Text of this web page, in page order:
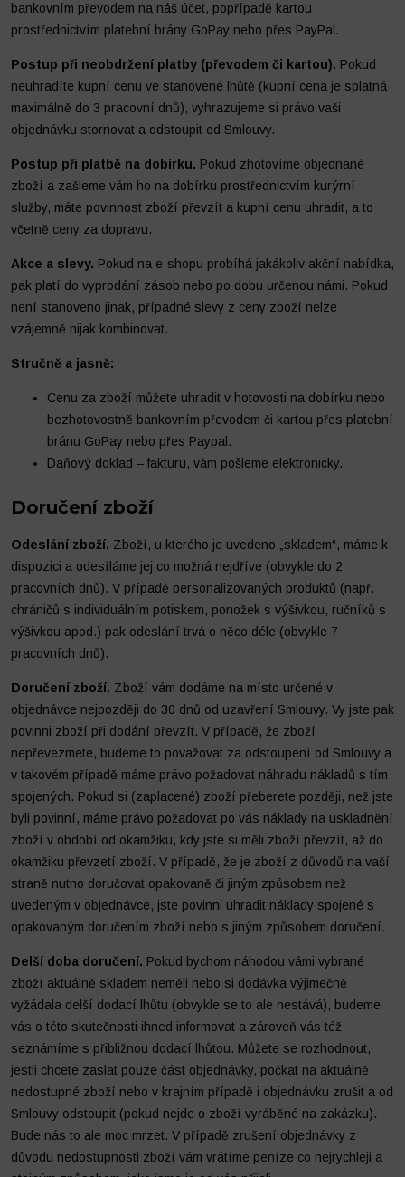
bankovním převodem na náš účet, popřípadě kartou
prostřednictvím platební brány GoPay nebo přes PayPal.
Postup při neobdržení platby (převodem či kartou). Pokud
neuhradíte kupní cenu ve stanovené lhůtě (kupní cena je splatná
maximálně do 3 pracovní dnů), vyhrazujeme si právo vaši
objednávku stornovat a odstoupit od Smlouvy.
Postup při platbě na dobírku. Pokud zhotovíme objednané
zboží a zašleme vám ho na dobírku prostřednictvím kurýrní
služby, máte povinnost zboží převzít a kupní cenu uhradit, a to
včetně ceny za dopravu.
Akce a slevy. Pokud na e-shopu probíhá jakákoliv akční nabídka,
pak platí do vyprodání zásob nebo po dobu určenou námi. Pokud
není stanoveno jinak, případné slevy z ceny zboží nelze
vzájemně nijak kombinovat.
Stručně a jasně:
Cenu za zboží můžete uhradit v hotovosti na dobírku nebo
bezhotovostně bankovním převodem či kartou přes platební
bránu GoPay nebo přes Paypal.
Daňový doklad – fakturu, vám pošleme elektronicky.
Doručení zboží
Odeslání zboží. Zboží, u kterého je uvedeno „skladem“, máme k
dispozici a odesíláme jej co možná nejdříve (obvykle do 2
pracovních dnů). V případě personalizovaných produktů (např.
chráničů s individuálním potiskem, ponožek s výšivkou, ručníků s
výšivkou apod.) pak odeslání trvá o něco déle (obvykle 7
pracovních dnů).
Doručení zboží. Zboží vám dodáme na místo určené v
objednávce nejpozději do 30 dnů od uzavření Smlouvy. Vy jste pak
povinni zboží při dodání převzít. V případě, že zboží
nepřevezmete, budeme to považovat za odstoupení od Smlouvy a
v takovém případě máme právo požadovat náhradu nákladů s tím
spojených. Pokud si (zaplacené) zboží přeberete později, než jste
byli povinní, máme právo požadovat po vás náklady na uskladnění
zboží v období od okamžiku, kdy jste si měli zboží převzít, až do
okamžiku převzetí zboží. V případě, že je zboží z důvodů na vaší
straně nutno doručovat opakovaně či jiným způsobem než
uvedeným v objednávce, jste povinni uhradit náklady spojené s
opakovaným doručením zboží nebo s jiným způsobem doručení.
Delší doba doručení. Pokud bychom náhodou vámi vybrané
zboží aktuálně skladem neměli nebo si dodávka výjimečně
vyžádala delší dodací lhůtu (obvykle se to ale nestává), budeme
vás o této skutečnosti ihned informovat a zároveň vás též
seznámíme s přibližnou dodací lhůtou. Můžete se rozhodnout,
jestli chcete zaslat pouze část objednávky, počkat na aktuálně
nedostupné zboží nebo v krajním případě i objednávku zrušit a od
Smlouvy odstoupit (pokud nejde o zboží vyráběné na zakázku).
Bude nás to ale moc mrzet. V případě zrušení objednávky z
důvodu nedostupnosti zboží vám vrátíme peníze co nejrychleji a